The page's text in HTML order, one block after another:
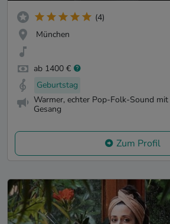
(4)
München
ab 1400 €
Geburtstag
Warmer, echter Pop-Folk-Sound
Gesang
Zum Profil